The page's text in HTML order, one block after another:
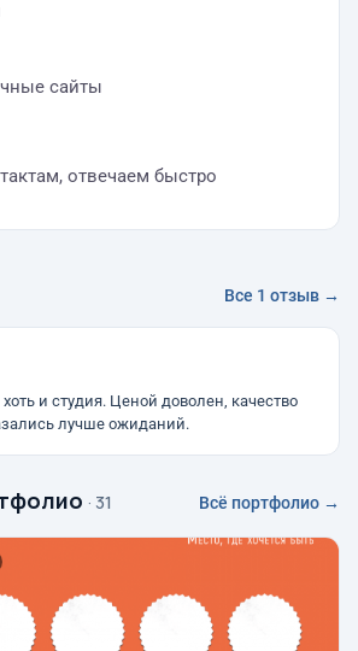
сайты
отвечаем быстро
Все 1 отзыв →
и студия. Ценой доволен, качество
лучше ожиданий.
· 31 Всё портфолио →